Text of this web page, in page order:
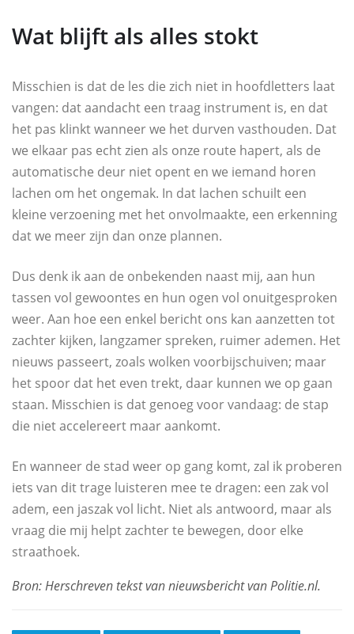
Wat blijft als alles stokt
Misschien is dat de les die zich niet in hoofdletters laat
vangen: dat aandacht een traag instrument is, en dat
het pas klinkt wanneer we het durven vasthouden. Dat
we elkaar pas echt zien als onze route hapert, als de
automatische deur niet opent en we iemand horen
lachen om het ongemak. In dat lachen schuilt een
kleine verzoening met het onvolmaakte, een erkenning
dat we meer zijn dan onze plannen.
Dus denk ik aan de onbekenden naast mij, aan hun
tassen vol gewoontes en hun ogen vol onuitgesproken
weer. Aan hoe een enkel bericht ons kan aanzetten tot
zachter kijken, langzamer spreken, ruimer ademen. Het
nieuws passeert, zoals wolken voorbijschuiven; maar
het spoor dat het even trekt, daar kunnen we op gaan
staan. Misschien is dat genoeg voor vandaag: de stap
die niet accelereert maar aankomt.
En wanneer de stad weer op gang komt, zal ik proberen
iets van dit trage luisteren mee te dragen: een zak vol
adem, een jaszak vol licht. Niet als antwoord, maar als
vraag die mij helpt zachter te bewegen, door elke
straathoek.